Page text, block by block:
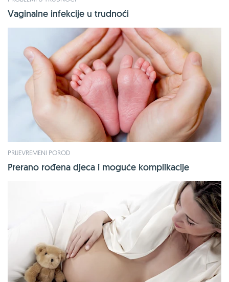
Vaginalne infekcije u trudnoći
PRIJEVREMENI POROD
Prerano rođena djeca i moguće komplikacije